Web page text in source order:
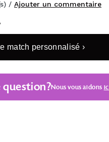
/ Ajouter un commentaire
match personnalisé ›
question?Nous vous aidons